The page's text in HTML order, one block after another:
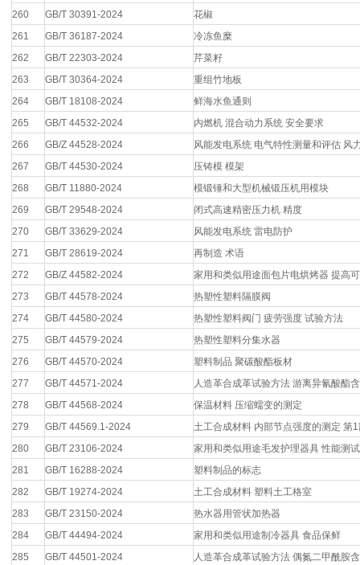
260
GB/T 30391-2024
花椒
261
GB/T 36187-2024
冷冻鱼糜
262
GB/T 22303-2024
芹菜籽
263
GB/T 30364-2024
重组竹地板
264
GB/T 18108-2024
鲜海水鱼通则
265
GB/T 44532-2024
内燃机 混合动力系统 安全要求
266
GB/Z 44528-2024
风能发电系统 电气特性测量和评估 风
267
GB/T 44530-2024
压铸模 模架
268
GB/T 11880-2024
模锻锤和大型机械锻压机用模块
269
GB/T 29548-2024
闭式高速精密压力机 精度
270
GB/T 33629-2024
风能发电系统 雷电防护
271
GB/T 28619-2024
再制造 术语
272
GB/Z 44582-2024
家用和类似用途面包片电烘烤器 提高
273
GB/T 44578-2024
热塑性塑料隔膜阀
274
GB/T 44580-2024
热塑性塑料阀门 疲劳强度 试验方法
275
GB/T 44579-2024
热塑性塑料分集水器
276
GB/T 44570-2024
塑料制品 聚碳酸酯板材
277
GB/T 44571-2024
人造革合成革试验方法 游离异氰酸酯
278
GB/T 44568-2024
保温材料 压缩蠕变的测定
279
GB/T 44569.1-2024
土工合成材料 内部节点强度的测定 第
280
GB/T 23106-2024
家用和类似用途毛发护理器具 性能测
281
GB/T 16288-2024
塑料制品的标志
282
GB/T 19274-2024
土工合成材料 塑料土工格室
283
GB/T 23150-2024
热水器用管状加热器
284
GB/T 44494-2024
家用和类似用途制冷器具 食品保鲜
285
GB/T 44501-2024 人造革合成革试验方法 偶氮二甲酰胺